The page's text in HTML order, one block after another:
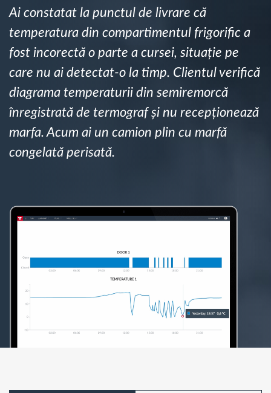
Planificarea și monitorizarea rutei
Identificarea automată a șoferului
Descopera toate facilitatile
Cum satisfacem fiecare necesitate a flotei
Ai constatat la punctul de livrare că
temperatura din compartimentul frigorific a
fost incorectă o parte a cursei, situație pe
care nu ai detectat-o la timp. Clientul verifică
diagrama temperaturii din semiremorcă
înregistrată de termograf și nu recepționează
marfa. Acum ai un camion plin cu marfă
congelată perisată.